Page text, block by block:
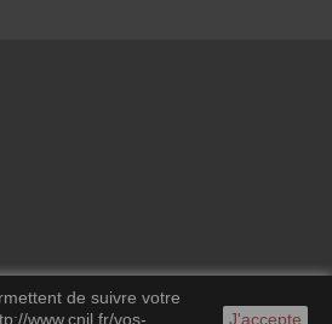
de suivre votre
www.cnil.fr/vos-
J'accepte